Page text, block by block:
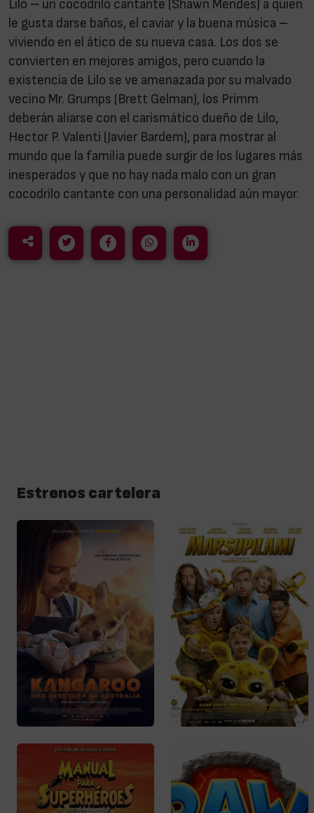
Lilo – un cocodrilo cantante (Shawn Mendes) a quien
le gusta darse baños, el caviar y la buena música –
viviendo en el ático de su nueva casa. Los dos se
convierten en mejores amigos, pero cuando la
existencia de Lilo se ve amenazada por su malvado
vecino Mr. Grumps (Brett Gelman), los Primm
deberán aliarse con el carismático dueño de Lilo,
Hector P. Valenti (Javier Bardem), para mostrar al
mundo que la familia puede surgir de los lugares más
inesperados y que no hay nada malo con un gran
cocodrilo cantante con una personalidad aún mayor.
Estrenos cartelera